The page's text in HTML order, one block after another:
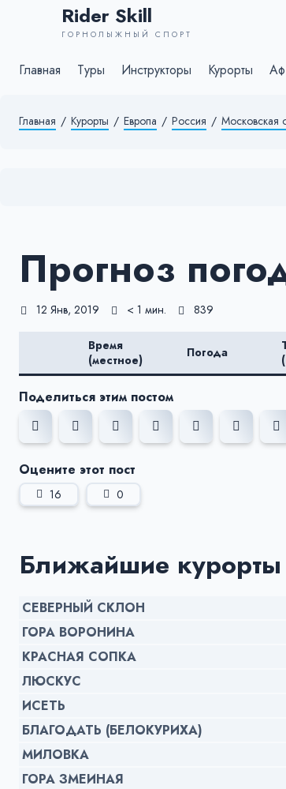
Rider Skill
ГОРНОЛЫЖНЫЙ СПОРТ
Главная Туры Инструкторы Курорты
Главная / Курорты / Европа / Россия / Московская
Прогноз
12 Янв, 2019 < 1 мин. 839
Время
(местное)
Погода
Поделиться этим постом
Оцените этот пост
16 0
Ближайшие курорты
СЕВЕРНЫЙ СКЛОН
ГОРА ВОРОНИНА
КРАСНАЯ СОПКА
ЛЮСКУС
ИСЕТЬ
БЛАГОДАТЬ (БЕЛОКУРИХА)
МИЛОВКА
ГОРА ЗМЕИНАЯ